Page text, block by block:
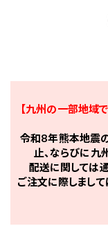
【九州の一部地域
令和8年熊本地震
止、ならびに九
配送に関しては
ご注文に際しまし